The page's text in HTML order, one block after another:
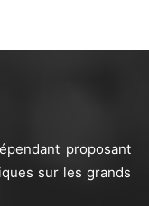
proposant
sur les grands